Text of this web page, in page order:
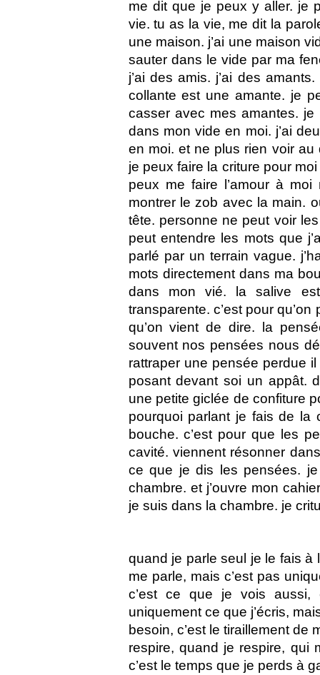
me dit que je peux y aller. je
vie. tu as la vie, me dit la
une maison. j’ai une maison
sauter dans le vide par ma
j’ai des amis. j’ai des
collante est une amante. je
casser avec mes amantes.
dans mon vide en moi. j’ai
en moi. et ne plus rien voir
je peux faire la criture pour
peux me faire l’amour à
montrer le zob avec la main.
tête. personne ne peut voir
peut entendre les mots que
parlé par un terrain vague.
mots directement dans ma
dans mon vié. la salive
transparente. c’est pour
qu’on vient de dire. la
souvent nos pensées nous
rattraper une pensée perdue
posant devant soi un appât.
une petite giclée de confiture
pourquoi parlant je fais de la
bouche. c’est pour que les
cavité. viennent résonner
ce que je dis les pensées.
chambre. et j’ouvre mon
je suis dans la chambre. je
quand je parle seul je le fais à
me parle, mais c’est pas
c’est ce que je vois aussi,
uniquement ce que j’écris,
besoin, c’est le tiraillement de
respire, quand je respire, qui
c’est le temps que je perds à